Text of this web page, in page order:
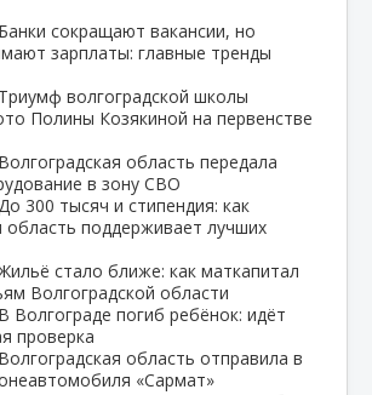
Банки сокращают вакансии, но
зарплаты: главные тренды
Триумф волгоградской школы
Полины Козякиной на первенстве
Волгоградская область передала
в зону СВО
До 300 тысяч и стипендия: как
область поддерживает лучших
стало ближе: как маткапитал
Волгоградской области
В Волгограде погиб ребёнок: идёт
проверка
Волгоградская область отправила в
«Сармат»